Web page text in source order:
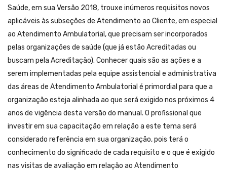
Saúde, em sua Versão 2018, trouxe inúmeros requisitos novos
aplicáveis às subseções de Atendimento ao Cliente, em especial
ao Atendimento Ambulatorial, que precisam ser incorporados
pelas organizações de saúde (que já estão Acreditadas ou
buscam pela Acreditação). Conhecer quais são as ações e a
serem implementadas pela equipe assistencial e administrativa
das áreas de Atendimento Ambulatorial é primordial para que a
organização esteja alinhada ao que será exigido nos próximos 4
anos de vigência desta versão do manual. O profissional que
investir em sua capacitação em relação a este tema será
considerado referência em sua organização, pois terá o
conhecimento do significado de cada requisito e o que é exigido
nas visitas de avaliação em relação ao Atendimento